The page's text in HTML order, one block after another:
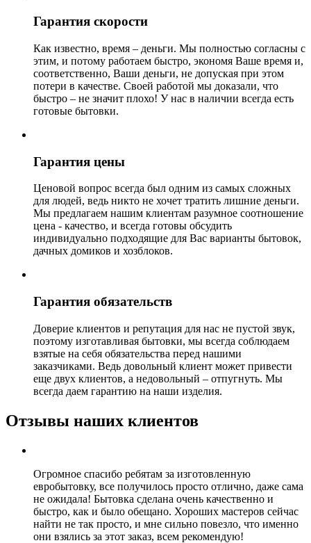
Гарантия скорости
Как известно, время – деньги. Мы полностью согласны с
этим, и потому работаем быстро, экономя Ваше время и,
соответственно, Ваши деньги, не допуская при этом
потери в качестве. Своей работой мы доказали, что
быстро – не значит плохо! У нас в наличии всегда есть
готовые бытовки.
Гарантия цены
Ценовой вопрос всегда был одним из самых сложных
для людей, ведь никто не хочет тратить лишние деньги.
Мы предлагаем нашим клиентам разумное соотношение
цена - качество, и всегда готовы обсудить
индивидуально подходящие для Вас варианты бытовок,
дачных домиков и хозблоков.
Гарантия обязательств
Доверие клиентов и репутация для нас не пустой звук,
поэтому изготавливая бытовки, мы всегда соблюдаем
взятые на себя обязательства перед нашими
заказчиками. Ведь довольный клиент может привести
еще двух клиентов, а недовольный – отпугнуть. Мы
всегда даем гарантию на наши изделия.
Отзывы наших клиентов
Огромное спасибо ребятам за изготовленную
евробытовку, все получилось просто отлично, даже сама
не ожидала! Бытовка сделана очень качественно и
быстро, как и было обещано. Хороших мастеров сейчас
найти не так просто, и мне сильно повезло, что именно
они взялись за этот заказ, всем рекомендую!